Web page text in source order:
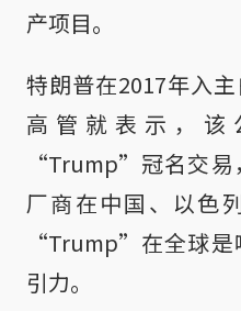
产项目。
特朗普在2017年入
高管就表示，该
“Trump”冠名交易
厂商在中国、以色
“Trump”在全球是
引力。